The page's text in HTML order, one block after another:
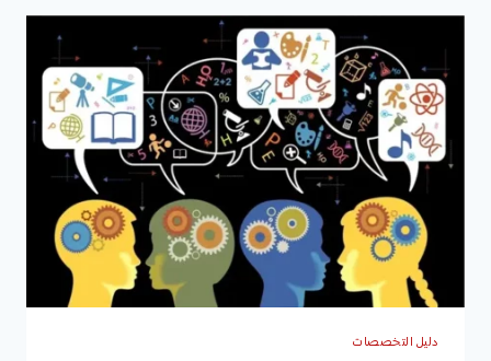
أهداف
التخصص،
مواد
التخصص،
مدة
الدراسة،
الوظائف،
وأفضل
الجامعات
دليل التخصصات